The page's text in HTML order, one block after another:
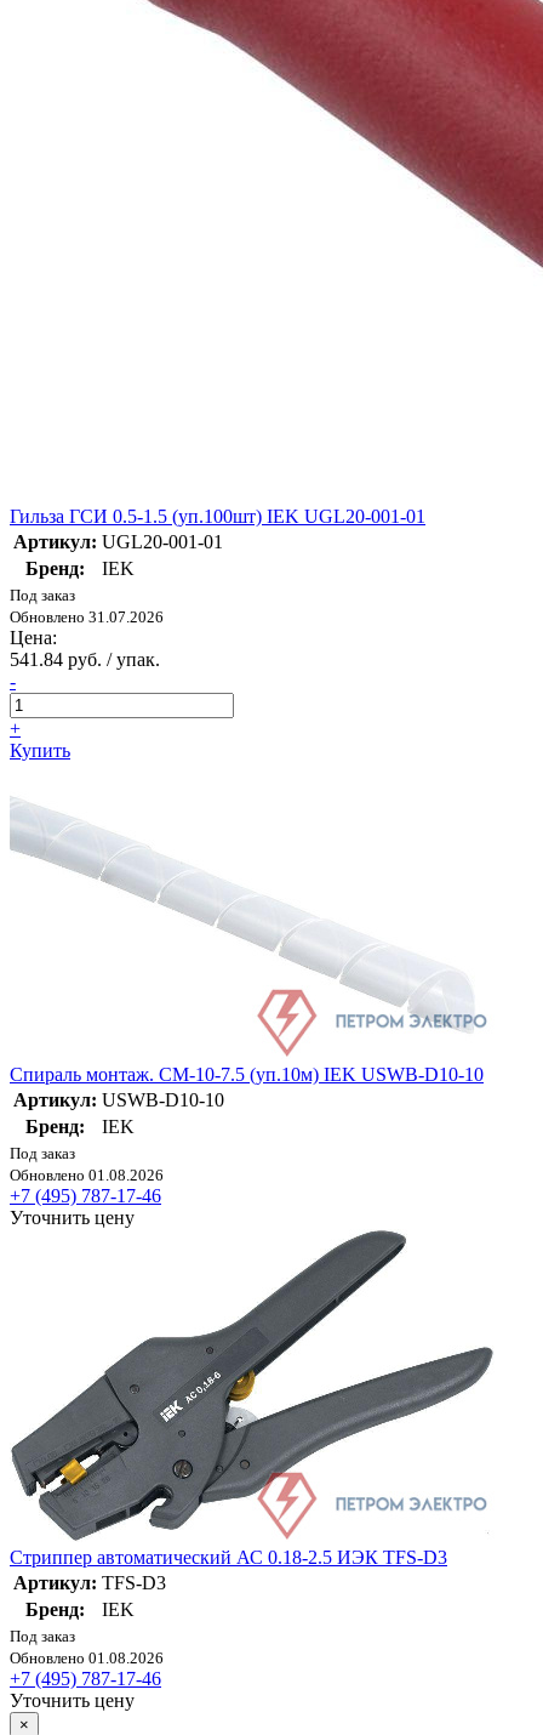
Гильза ГСИ 0.5-1.5 (уп.100шт) IEK UGL20-001-01
Артикул: UGL20-001-01
Бренд:
IEK
Под заказ
Обновлено 31.07.2026
Цена:
541.84 руб. / упак.
-
+
Купить
Спираль монтаж. СМ-10-7.5 (уп.10м) IEK USWB-D10-10
Артикул: USWB-D10-10
Бренд:
IEK
Под заказ
Обновлено 01.08.2026
+7 (495) 787-17-46
Уточнить цену
Стриппер автоматический АС 0.18-2.5 ИЭК TFS-D3
Артикул: TFS-D3
Бренд:
IEK
Под заказ
Обновлено 01.08.2026
+7 (495) 787-17-46
Уточнить цену
×